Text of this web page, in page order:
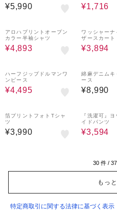
¥5,990 ¥1,716
アロハプリントオープン
カラー半袖シャツ
¥4,893
ワッシャーナ
ザースカート
¥3,894
ハーフジップドルマンワ
ンピース
¥4,495
綿麻デニムキ
ース
¥8,990
箔プリントフォトTシャ
ツ
¥3,990
『洗濯可』
イドパンツ
¥3,594
30 件 /
もっ
特定商取引に関する法律に基づく表